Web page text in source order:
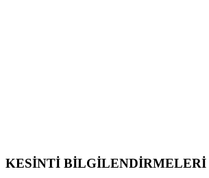
KESİNTİ BİLGİLENDİRMELERİ